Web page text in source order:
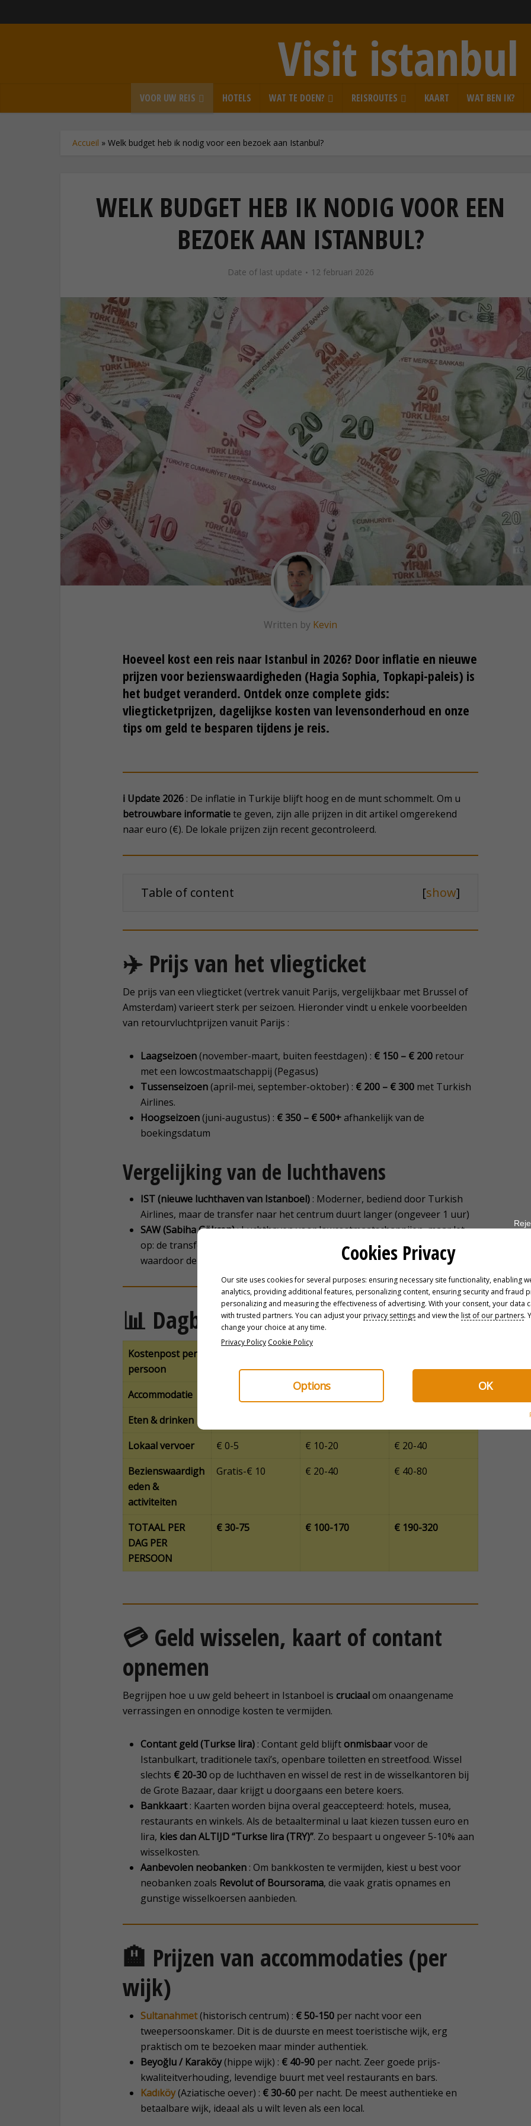
Visit istanbul
VOOR UW REIS HOTELS WAT TE DOEN? REISROUTES KAART WAT BEN IK?
Accueil » Welk budget heb ik nodig voor een bezoek aan Istanbul?
WELK BUDGET HEB IK NODIG VOOR EEN
BEZOEK AAN ISTANBUL?
Date of last update 12 februari 2026
Written by Kevin
Hoeveel kost een reis naar Istanbul in 2026? Door inflatie en nieuwe
prijzen voor bezienswaardigheden (Hagia Sophia, Topkapi-paleis) is
het budget veranderd. Ontdek onze complete gids:
vliegticketprijzen, dagelijkse kosten van levensonderhoud en onze
tips om geld te besparen tijdens je reis.
ℹ️ Update 2026 : De inflatie in Turkije blijft hoog en de munt schommelt. Om u
betrouwbare informatiete geven, zijn alle prijzen in dit artikel omgerekend
naar euro (€). De lokale prijzen zijn recent gecontroleerd.
Table of content [show]
✈️ Prijs van het vliegticket
De prijs van een vliegticket (vertrek vanuit Parijs, vergelijkbaar met Brussel of
Amsterdam) varieert sterk per seizoen. Hieronder vindt u enkele voorbeelden
van retourvluchtprijzen vanuit Parijs :
Laagseizoen(november-maart, buiten feestdagen) : € 150 – € 200 retour
met een lowcostmaatschappij (Pegasus)
Tussenseizoen(april-mei, september-oktober) : € 200 – € 300 met Turkish
Airlines.
Hoogseizoen(juni-augustus) : € 350 – € 500+afhankelijk van de
boekingsdatum
Vergelijking van de luchthavens
IST (nieuwe luchthaven van Istanboel) : Moderner, bediend door Turkish
Airlines, maar de transfer naar het centrum duurt langer (ongeveer 1 uur)
SAW (Sabiha Gökçen): Luchthaven voor lowcostmaatschappijen, maar let
op: de transfer is langer en duurder (ongeveer € 30-40 met de taxi),
waardoor de besparing op het ticket kan verdwijnen
📊 Dagbudget ter plaatse
Kostenpost per
persoon
(rugzakreiziger)
(standaard)
(hoger segment)
Accommodatie
Eten & drinken
Lokaal vervoer
€ 0-5 € 10-20
€ 20-40
Bezienswaardigh
eden &
activiteiten
Gratis-€ 10 € 20-40 € 40-80
TOTAAL PER
DAG PER
PERSOON
€ 30-75 € 100-170 € 190-320
💳 Geld wisselen, kaart of contant
opnemen
Begrijpen hoe u uw geld beheert in Istanboel is cruciaalom onaangename
verrassingen en onnodige kosten te vermijden.
Contant geld (Turkse lira) : Contant geld blijftonmisbaarvoor de
Istanbulkart, traditionele taxi’s, openbare toiletten en streetfood. Wissel
slechts € 20-30op de luchthaven en wissel de rest in de wisselkantoren bij
de Grote Bazaar, daar krijgt u doorgaans een betere koers.
Bankkaart: Kaarten worden bijna overal geaccepteerd: hotels, musea,
restaurants en winkels. Als de betaalterminal u laat kiezen tussen euro en
lira, kies dan ALTIJD “Turkse lira (TRY)”. Zo bespaart u ongeveer 5-10% aan
wisselkosten.
Aanbevolen neobanken : Om bankkosten te vermijden, kiest u best voor
neobanken zoals Revolut of Boursorama, die vaak gratis opnames en
gunstige wisselkoersen aanbieden.
🏨 Prijzen van accommodaties (per
wijk)
Sultanahmet(historisch centrum) : € 50-150 per nacht voor een
tweepersoonskamer. Dit is de duurste en meest toeristische wijk, erg
praktisch om te bezoeken maar minder authentiek.
Beyoğlu / Karaköy(hippe wijk) : € 40-90 per nacht. Zeer goede prijs-
kwaliteitverhouding, levendige buurt met veel restaurants en bars.
Kadıköy(Aziatische oever) : € 30-60 per nacht. De meest authentieke en
betaalbare wijk, ideaal als u wilt leven als een local.
Cookies Privacy
Our site uses cookies for several purposes: ensuring necessary site functionality, enabling
analytics, providing additional features, personalizing content, ensuring security and fraud
personalizing and measuring the effectiveness of advertising. With your consent, your data
with trusted partners. You can adjust yourprivacy settings and view the list of our partners.
change your choice at any time.
Privacy Policy Cookie Policy
Options OK